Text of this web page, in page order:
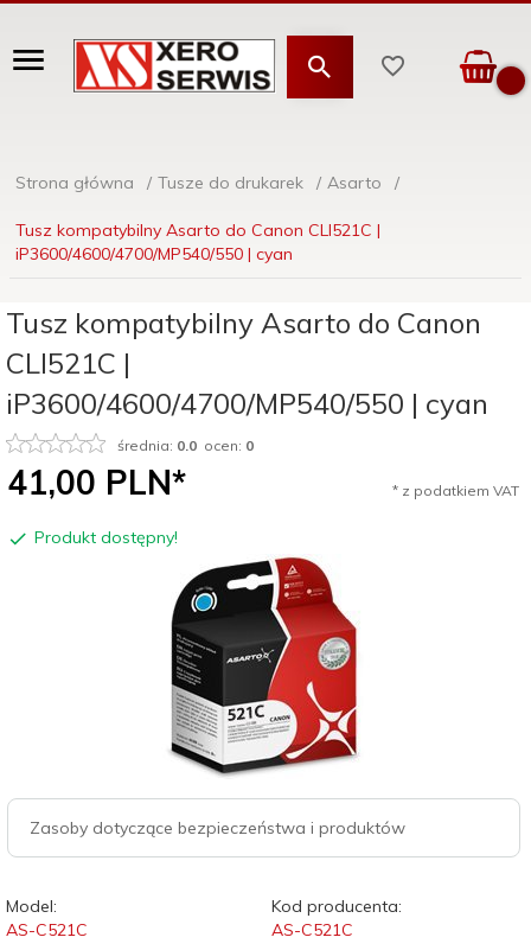
Strona główna Tusze do drukarek Asarto
Tusz kompatybilny Asarto do Canon CLI521C |
iP3600/4600/4700/MP540/550 | cyan
Tusz kompatybilny Asarto do Canon
CLI521C |
iP3600/4600/4700/MP540/550 | cyan
średnia: 0.0 ocen: 0
41,00 PLN* * z podatkiem VAT
Produkt dostępny!
Zasoby dotyczące bezpieczeństwa i produktów
Model:
AS-C521C
Kod producenta:
AS-C521C